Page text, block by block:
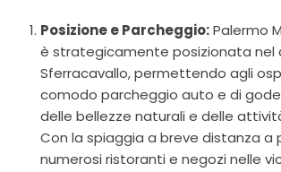
Posizione e Parcheggio:Palermo
è strategicamente posizionata nel
Sferracavallo, permettendo agli
comodo parcheggio auto e di
delle bellezze naturali e delle
Con la spiaggia a breve distanza a
numerosi ristoranti e negozi nelle